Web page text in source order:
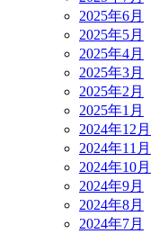
2025年6月
2025年5月
2025年4月
2025年3月
2025年2月
2025年1月
2024年12月
2024年11月
2024年10月
2024年9月
2024年8月
2024年7月